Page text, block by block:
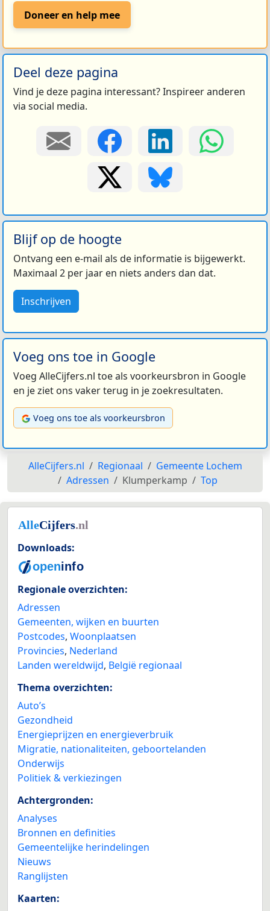
Doneer en help mee
Deel deze pagina
Vind je deze pagina interessant? Inspireer anderen
via social media.
Blijf op de hoogte
Ontvang een e-mail als de informatie is bijgewerkt.
Maximaal 2 per jaar en niets anders dan dat.
Inschrijven
Voeg ons toe in Google
Voeg AlleCijfers.nl toe als voorkeursbron in Google
en je ziet ons vaker terug in je zoekresultaten.
Voeg ons toe als voorkeursbron
AlleCijfers.nl Regionaal
Gemeente Lochem
Adressen
Klumperkamp Top
Downloads:
Regionale overzichten:
Adressen
Gemeenten, wijken en buurten
Postcodes, Woonplaatsen
Provincies, Nederland
Landen wereldwijd, België regionaal
Thema overzichten:
Auto’s
Gezondheid
Energieprijzen en energieverbruik
Migratie, nationaliteiten, geboortelanden
Onderwijs
Politiek & verkiezingen
Achtergronden:
Analyses
Bronnen en definities
Gemeentelijke herindelingen
Nieuws
Ranglijsten
Kaarten: